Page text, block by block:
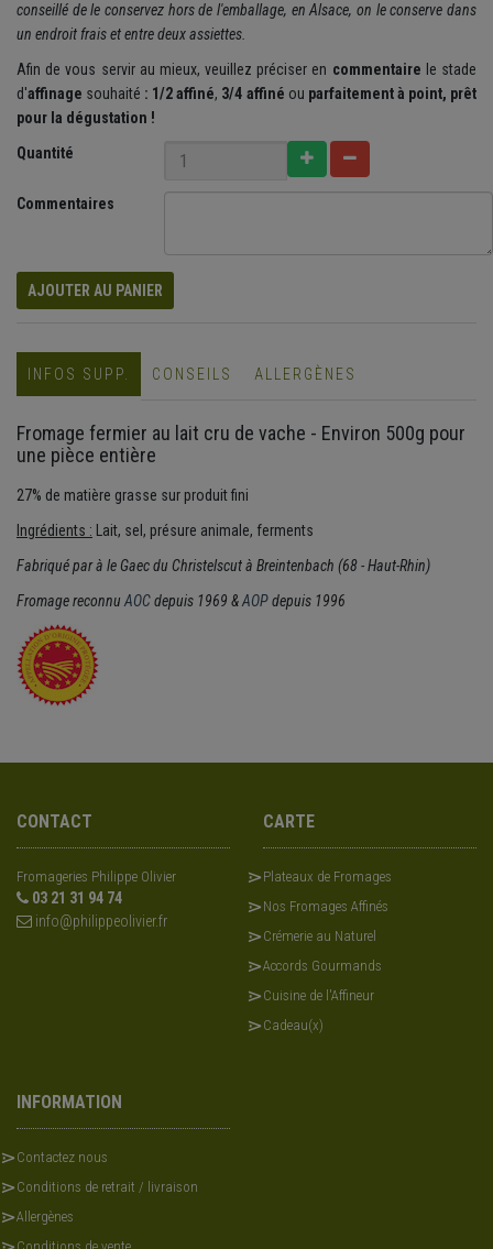
conseillé de le conservez hors de l'emballage, en Alsace, on le conserve dans
un endroit frais et entre deux assiettes.
Afin de vous servir au mieux, veuillez préciser en commentaire le stade
d'affinage souhaité : 1/2 affiné, 3/4 affiné ou parfaitement à point, prêt
pour la dégustation !
Quantité
Commentaires
AJOUTER AU PANIER
INFOS SUPP. CONSEILS ALLERGÈNES
Fromage fermier au lait cru de vache - Environ 500g pour
une pièce entière
27% de matière grasse sur produit fini
Ingrédients : Lait, sel, présure animale, ferments
Fabriqué par à le Gaec du Christelscut à Breintenbach (68 - Haut-Rhin)
Fromage reconnuAOCdepuis 1969 &AOPdepuis 1996
CONTACT
Fromageries Philippe Olivier
03 21 31 94 74
info@philippeolivier.fr
CARTE
Plateaux de Fromages
Nos Fromages Affinés
Crémerie au Naturel
Accords Gourmands
Cuisine de l'Affineur
Cadeau(x)
INFORMATION
Contactez nous
Conditions de retrait / livraison
Allergènes